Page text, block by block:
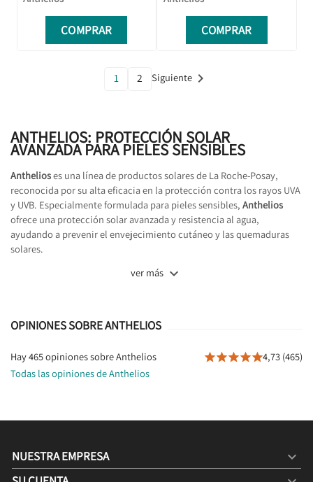
COMPRAR COMPRAR
1 2 Siguiente 
ANTHELIOS: PROTECCIÓN SOLAR
AVANZADA PARA PIELES SENSIBLES
Anthelioses una línea de productos solares de La Roche-Posay,
reconocida por su alta eficacia en la protección contra los rayos UVA
y UVB. Especialmente formulada para pieles sensibles, Anthelios
ofrece una protección solar avanzada y resistencia al agua,
ayudando a prevenir el envejecimiento cutáneo y las quemaduras
solares.
ver más 
OPINIONES SOBRE ANTHELIOS
Hay 465 opiniones sobre Anthelios 4,73 (465)
Todas las opiniones de Anthelios
NUESTRA EMPRESA 